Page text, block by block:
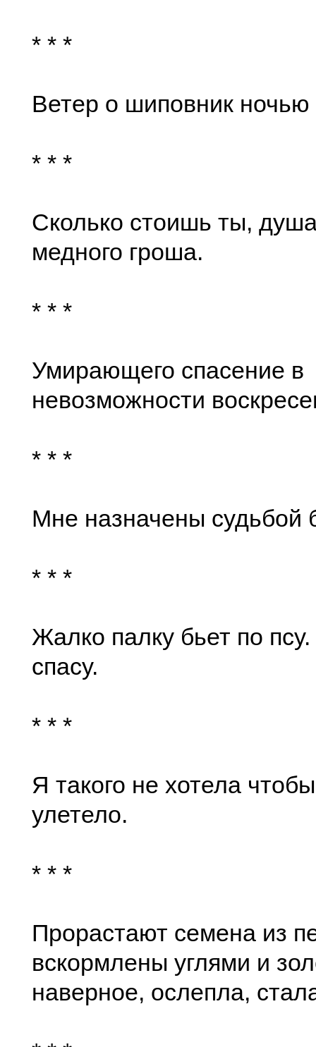
* * *
Ветер о шиповник ночью
* * *
Сколько стоишь ты,
медного гроша.
* * *
Умирающего спасение в
невозможности
* * *
Мне назначены судьбой
* * *
Жалко палку бьет по
спасу.
* * *
Я такого не хотела
улетело.
* * *
Прорастают семена из
вскормлены углями и
наверное, ослепла,